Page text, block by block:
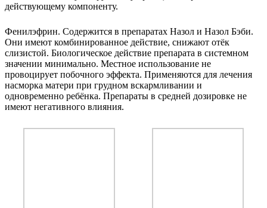
действующему компоненту.
Фенилэфрин. Содержится в препаратах Назол и Назол Бэби.
Они имеют комбинированное действие, снижают отёк
слизистой. Биологическое действие препарата в системном
значении минимально. Местное использование не
провоцирует побочного эффекта. Применяются для лечения
насморка матери при грудном вскармливании и
одновременно ребёнка. Препараты в средней дозировке не
имеют негативного влияния.